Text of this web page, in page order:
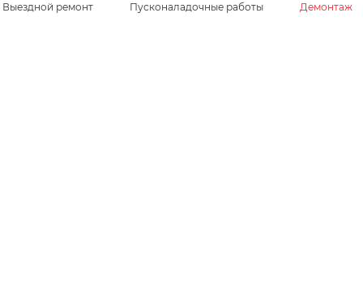
Выездной ремонт
Пусконаладочные работы Демонтаж